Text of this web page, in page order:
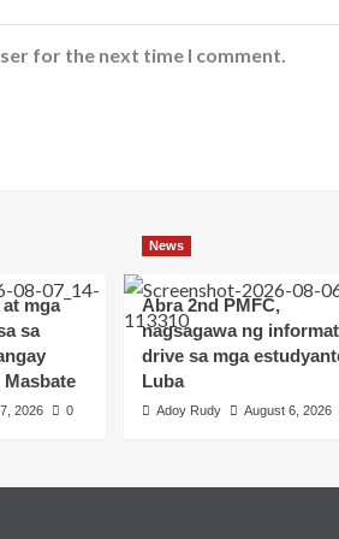
for the next time I comment.
mga
sa
2026 0
News
Abra 2nd PMFC,
nagsagawa ng
drive sa mga
Luba
Adoy Rudy August 6, 2026